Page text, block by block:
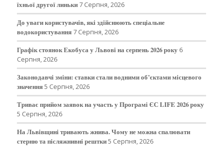
їхньої другої линьки 7 Серпня, 2026
До уваги користувачів, які здійснюють спеціальне
водокористування 7 Серпня, 2026
Графік стоянок Екобуса у Львові на серпень 2026 року 6
Серпня, 2026
Законодавчі зміни: ставки стали водними об’єктами місцевого
значення5 Серпня, 2026
Триває прийом заявок на участь у Програмі ЄС LIFE 2026 року
5 Серпня, 2026
На Львівщині тривають жнива. Чому не можна спалювати
стерню та післяжнивні рештки5 Серпня, 2026